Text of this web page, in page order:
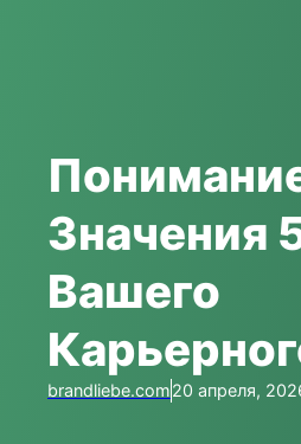
Значения
Вашего
brandliebe.com20 апреля,